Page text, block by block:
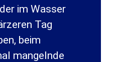
im Wasser
Tag
beim
mangelnde